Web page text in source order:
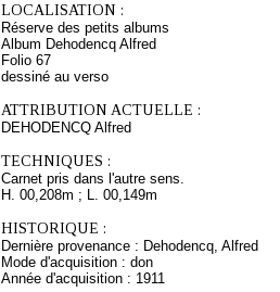
LOCALISATION :
Réserve des petits albums
Album Dehodencq Alfred
Folio 67
dessiné au verso
ATTRIBUTION ACTUELLE :
DEHODENCQ Alfred
TECHNIQUES :
Carnet pris dans l'autre sens.
H. 00,208m ; L. 00,149m
HISTORIQUE :
Dernière provenance : Dehodencq, Alfred
Mode d'acquisition : don
Année d'acquisition : 1911